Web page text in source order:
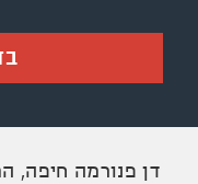
דן פנורמה חיפה,